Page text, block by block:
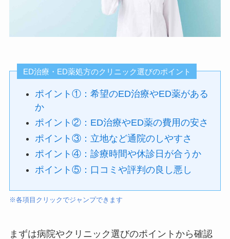
ED治療・ED薬処方のクリニック選びのポイント
ポイント①：希望のED治療やED薬がある
か
ポイント②：ED治療やED薬の費用の安さ
ポイント③：立地など通院のしやすさ
ポイント④：診療時間や休診日が合うか
ポイント⑤：口コミや評判の良し悪し
※各項目クリックでジャンプできます
まずは病院やクリニック選びのポイントから確認